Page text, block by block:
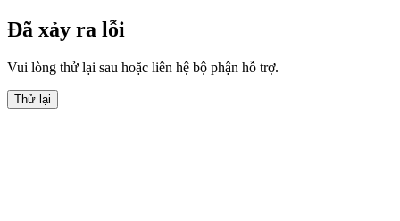
Đã xảy ra lỗi
Vui lòng thử lại sau hoặc liên hệ bộ phận hỗ trợ.
Thử lại